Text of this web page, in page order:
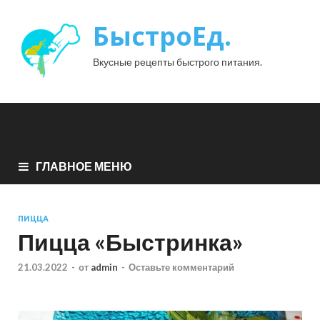
БыстроЕд.
Вкусные рецепты быстрого питания.
ГЛАВНОЕ МЕНЮ
ПИЦЦА
Пицца «Быстринка»
21.03.2022 - от admin - Оставьте комментарий